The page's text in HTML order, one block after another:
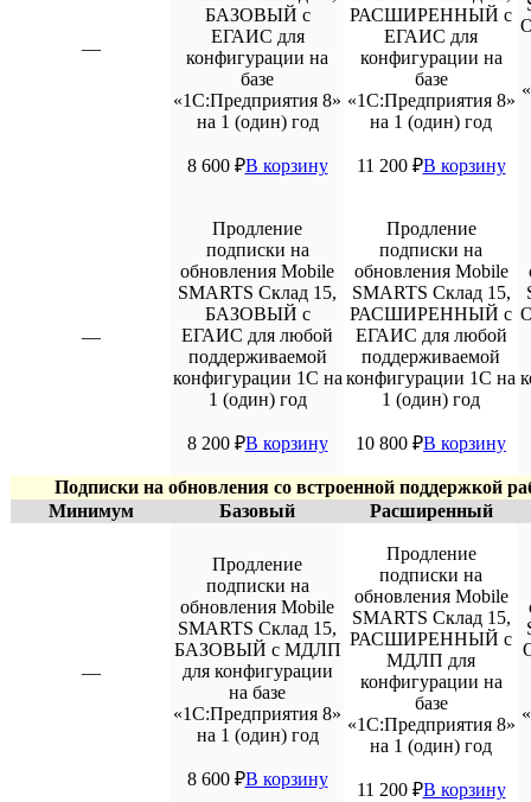
—
БАЗОВЫЙ с
ЕГАИС для
конфигурации на
базе
«1С:Предприятия 8»
на 1 (один) год
8 600 ₽В корзину
РАСШИРЕННЫЙ с
ЕГАИС для
конфигурации на
базе
«1С:Предприятия 8»
на 1 (один) год
11 200 ₽В корзину
—
Продление
подписки на
обновления Mobile
SMARTS Склад 15,
БАЗОВЫЙ с
ЕГАИС для любой
поддерживаемой
конфигурации 1С на
1 (один) год
8 200 ₽В корзину
Продление
подписки на
обновления Mobile
SMARTS Склад 15,
РАСШИРЕННЫЙ с
ЕГАИС для любой
поддерживаемой
конфигурации 1С на
1 (один) год
10 800 ₽В корзину
Подписки на обновления со встроенной поддержкой
Минимум
Базовый Расширенный
—
Продление
подписки на
обновления Mobile
SMARTS Склад 15,
БАЗОВЫЙ с МДЛП
для конфигурации
на базе
«1С:Предприятия 8»
на 1 (один) год
8 600 ₽В корзину
Продление
подписки на
обновления Mobile
SMARTS Склад 15,
РАСШИРЕННЫЙ с
МДЛП для
конфигурации на
базе
«1С:Предприятия 8»
на 1 (один) год
11 200 ₽В корзину